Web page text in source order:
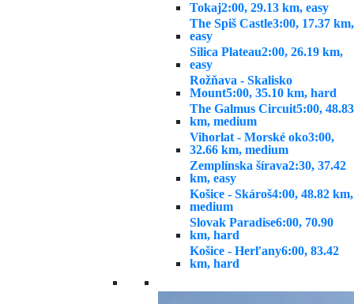
Tokaj2:00, 29.13 km, easy
The Spiš Castle3:00, 17.37 km,
easy
Silica Plateau2:00, 26.19 km,
easy
Rožňava - Skalisko
Mount5:00, 35.10 km, hard
The Galmus Circuit5:00, 48.83
km, medium
Vihorlat - Morské oko3:00,
32.66 km, medium
Zemplínska šírava2:30, 37.42
km, easy
Košice - Skároš4:00, 48.82 km,
medium
Slovak Paradise6:00, 70.90
km, hard
Košice - Herľany6:00, 83.42
km, hard